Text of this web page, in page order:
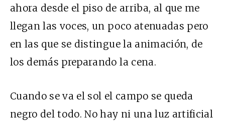
ahora desde el piso de arriba, al que me
llegan las voces, un poco atenuadas pero
en las que se distingue la animación, de
los demás preparando la cena.
Cuando se va el sol el campo se queda
negro del todo. No hay ni una luz artificial